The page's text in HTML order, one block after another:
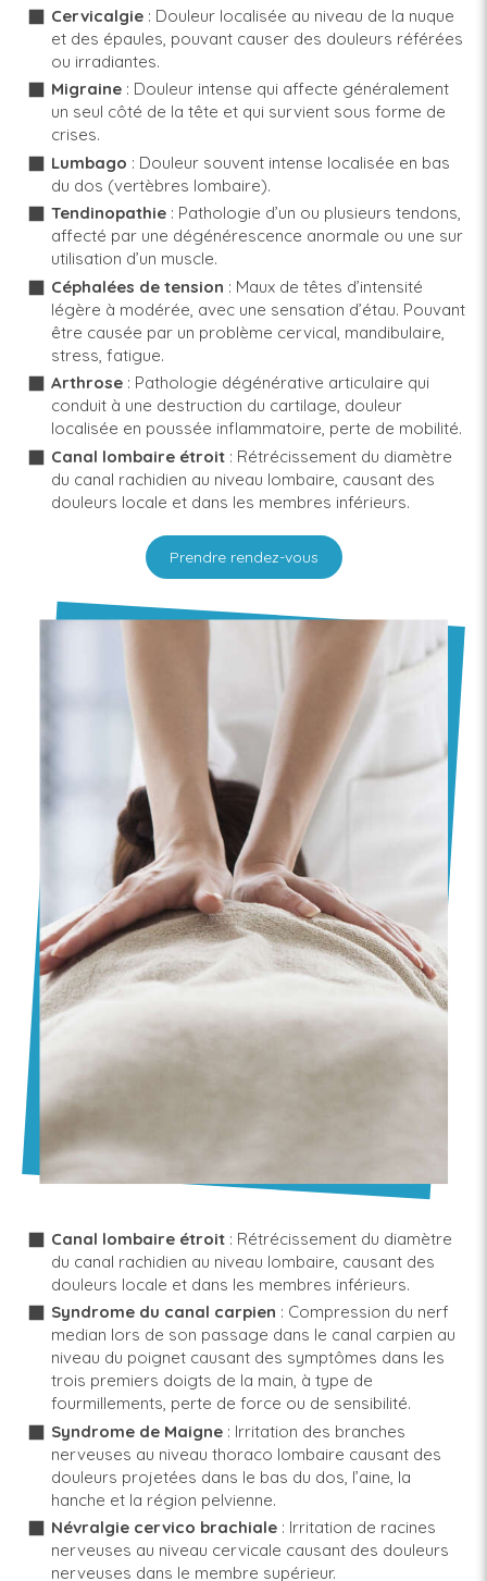
Cervicalgie : Douleur localisée au niveau de la nuque
et des épaules, pouvant causer des douleurs référées
ou irradiantes.
Migraine : Douleur intense qui affecte généralement
un seul côté de la tête et qui survient sous forme de
crises.
Lumbago : Douleur souvent intense localisée en bas
du dos (vertèbres lombaire).
Tendinopathie : Pathologie d’un ou plusieurs tendons,
affecté par une dégénérescence anormale ou une sur
utilisation d’un muscle.
Céphalées de tension : Maux de têtes d’intensité
légère à modérée, avec une sensation d’étau. Pouvant
être causée par un problème cervical, mandibulaire,
stress, fatigue.
Arthrose : Pathologie dégénérative articulaire qui
conduit à une destruction du cartilage, douleur
localisée en poussée inflammatoire, perte de mobilité.
Canal lombaire étroit : Rétrécissement du diamètre
du canal rachidien au niveau lombaire, causant des
douleurs locale et dans les membres inférieurs.
Prendre rendez-vous
Canal lombaire étroit : Rétrécissement du diamètre
du canal rachidien au niveau lombaire, causant des
douleurs locale et dans les membres inférieurs.
Syndrome du canal carpien : Compression du nerf
median lors de son passage dans le canal carpien au
niveau du poignet causant des symptômes dans les
trois premiers doigts de la main, à type de
fourmillements, perte de force ou de sensibilité.
Syndrome de Maigne : Irritation des branches
nerveuses au niveau thoraco lombaire causant des
douleurs projetées dans le bas du dos, l’aine, la
hanche et la région pelvienne.
Névralgie cervico brachiale : Irritation de racines
nerveuses au niveau cervicale causant des douleurs
nerveuses dans le membre supérieur.